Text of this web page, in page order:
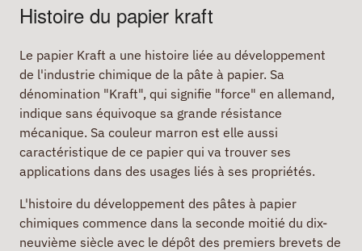
Histoire du papier kraft
Le papier Kraft a une histoire liée au développement
de l'industrie chimique de la pâte à papier. Sa
dénomination "Kraft", qui signifie "force" en allemand,
indique sans équivoque sa grande résistance
mécanique. Sa couleur marron est elle aussi
caractéristique de ce papier qui va trouver ses
applications dans des usages liés à ses propriétés.
L'histoire du développement des pâtes à papier
chimiques commence dans la seconde moitié du dix-
neuvième siècle avec le dépôt des premiers brevets de